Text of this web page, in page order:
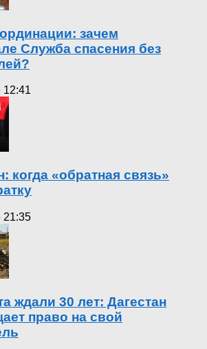
зачем
Служба спасения без
12:41
когда «обратная связь»
21:35
ждали 30 лет: Дагестан
право на свой